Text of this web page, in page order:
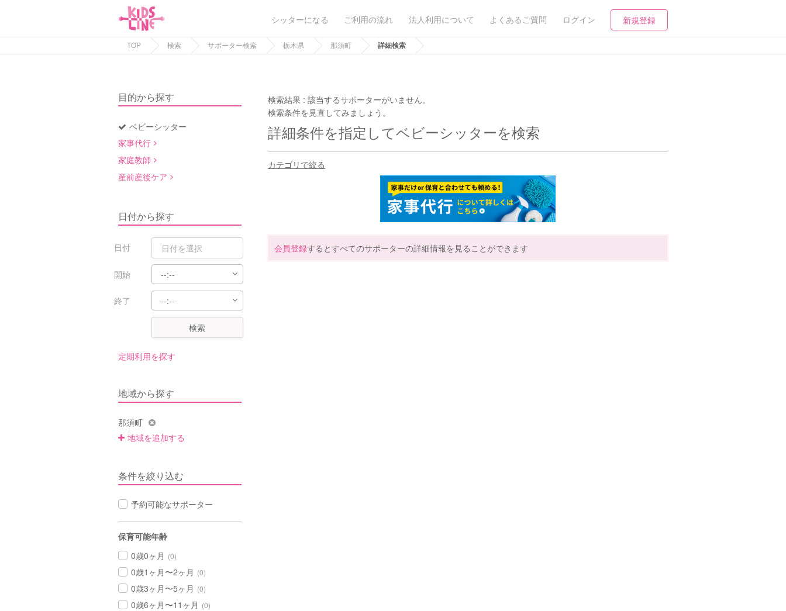
シッターになる ご利用の流れ 法人利用について よくあるご質問 ログイン 新規登録
TOP 検索 サポーター検索 栃木県 那須町 詳細検索
目的から探す
ベビーシッター
家事代行
家庭教師
産前産後ケア
日付から探す
日付
開始
終了
検索
定期利用を探す
地域から探す
那須町
地域を追加する
条件を絞り込む
予約可能なサポーター
保育可能年齢
0歳0ヶ月 (0)
0歳1ヶ月〜2ヶ月 (0)
0歳3ヶ月〜5ヶ月 (0)
0歳6ヶ月〜11ヶ月 (0)
検索結果 :該当するサポーターがいません。
検索条件を見直してみましょう。
詳細条件を指定してベビーシッターを検索
カテゴリで絞る
会員登録するとすべてのサポーターの詳細情報を見ることができます